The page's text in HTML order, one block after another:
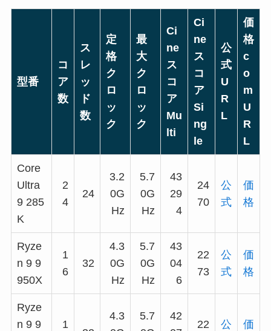
型番
コ
ア
数
ス
レ
ッ
ド
数
定
格
ク
ロ
ッ
ク
最
大
ク
ロ
ッ
ク
Ci
ne
ス
コ
ア
Mu
lti
Ci
ne
ス
コ
ア
Si
ng
le
公
式
U
R
L
価
格
c
o
m
U
R
L
Core
Ultra
9 285
K
2
4
24
3.2
0G
Hz
5.7
0G
Hz
43
29
4
24
70
公
式
価
格
Ryze
n 9 9
950X
1
6
32
4.3
0G
Hz
5.7
0G
Hz
43
04
6
22
73
公
式
価
格
Ryze
n 9 9
1
4.3
5.7
42
22 公 価